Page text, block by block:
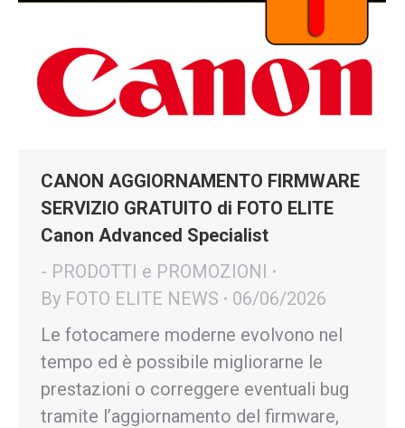
CANON AGGIORNAMENTO FIRMWARE
SERVIZIO GRATUITO di FOTO ELITE
Canon Advanced Specialist
- PRODOTTI e PROMOZIONI
By FOTO ELITE NEWS
06/06/2026
Le fotocamere moderne evolvono nel
tempo ed è possibile migliorarne le
prestazioni o correggere eventuali bug
tramite l’aggiornamento del firmware,